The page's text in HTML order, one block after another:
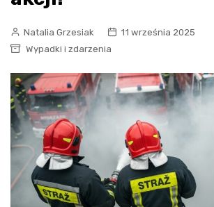
Natalia Grzesiak
11 września 2025
Wypadki i zdarzenia